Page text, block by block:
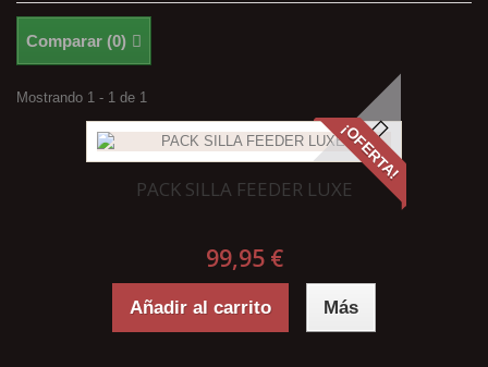
Comparar (0)
Mostrando 1 - 1 de 1
¡OFERTA!
PACK SILLA FEEDER LUXE
99,95 €
Añadir al carrito Más